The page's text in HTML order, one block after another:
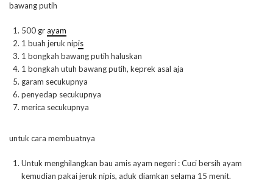
bawang putih
500 grayam
1 buah jeruk nipis
1 bongkah bawang putih haluskan
1 bongkah utuh bawang putih, keprek asal aja
garam secukupnya
penyedap secukupnya
merica secukupnya
untuk cara membuatnya
Untuk menghilangkan bau amis ayam negeri : Cuci bersih ayam
kemudian pakai jeruk nipis, aduk diamkan selama 15 menit.